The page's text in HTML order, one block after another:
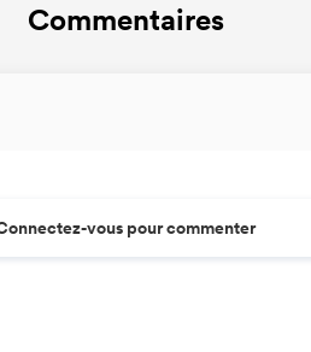
Commentaires
vous pour commenter